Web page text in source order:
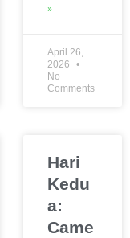
»
April 26,
2026
No
Comments
Hari
Kedu
a:
Came